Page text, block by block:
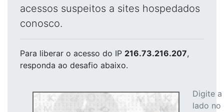
acessos suspeitos a sites hospedados
conosco.
Para liberar o acesso do IP 216.73.216.207,
responda ao desafio abaixo.
Digite
lado no